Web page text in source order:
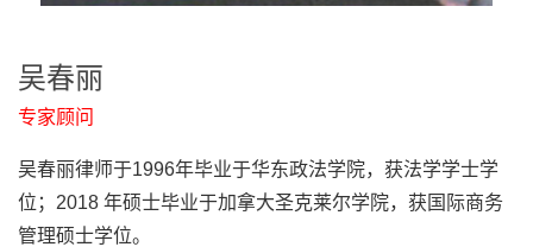
吴春丽
专家顾问
吴春丽律师于1996年毕业于华东政法学院，获法学学士学
位；2018 年硕士毕业于加拿大圣克莱尔学院，获国际商务
管理硕士学位。